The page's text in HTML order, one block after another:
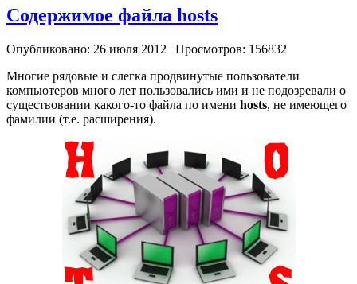
Содержимое файла hosts
Опубликовано: 26 июля 2012 | Просмотров: 156832
Многие рядовые и слегка продвинутые пользователи
компьютеров много лет пользовались ими и не подозревали о
существовании какого-то файла по имени hosts, не имеющего
фамилии (т.е. расширения).